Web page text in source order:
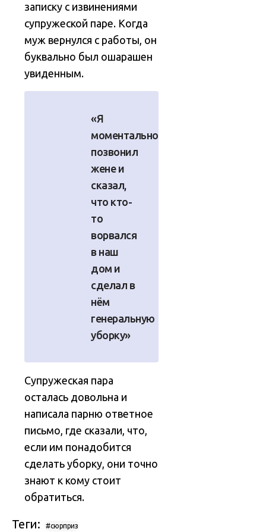
записку с извинениями
супружеской паре. Когда
муж вернулся с работы, он
буквально был ошарашен
увиденным.
«Я
моментально
позвонил
жене и
сказал,
что кто-
то
ворвался
в наш
дом и
сделал в
нём
генеральную
уборку»
Супружеская пара
осталась довольна и
написала парню ответное
письмо, где сказали, что,
если им понадобится
сделать уборку, они точно
знают к кому стоит
обратиться.
Теги: #сюрприз